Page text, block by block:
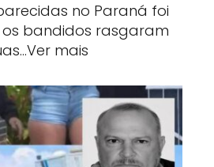
no Paraná foi
bandidos rasgaram
mais